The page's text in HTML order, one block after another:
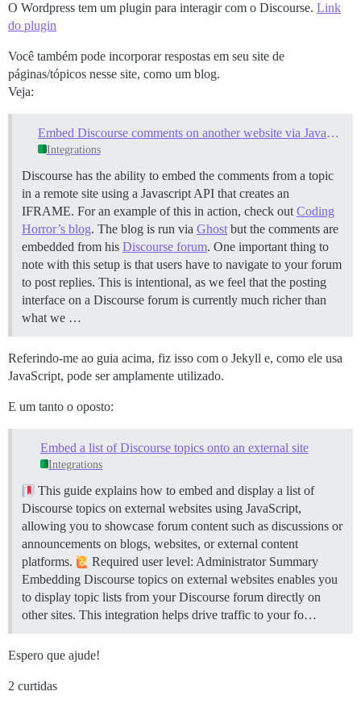
O Wordpress tem um plugin para interagir com o Discourse. Link
do plugin
Você também pode incorporar respostas em seu site de
páginas/tópicos nesse site, como um blog.
Veja:
Embed Discourse comments on another website via Javascript
Integrations
Discourse has the ability to embed the comments from a topic
in a remote site using a Javascript API that creates an
IFRAME. For an example of this in action, check out Coding
Horror’s blog. The blog is run via Ghost but the comments are
embedded from his Discourse forum. One important thing to
note with this setup is that users have to navigate to your forum
to post replies. This is intentional, as we feel that the posting
interface on a Discourse forum is currently much richer than
what we …
Referindo-me ao guia acima, fiz isso com o Jekyll e, como ele usa
JavaScript, pode ser amplamente utilizado.
E um tanto o oposto:
Embed a list of Discourse topics onto an external site
Integrations
This guide explains how to embed and display a list of
Discourse topics on external websites using JavaScript,
allowing you to showcase forum content such as discussions or
announcements on blogs, websites, or external content
platforms.
Required user level: Administrator Summary
Embedding Discourse topics on external websites enables you
to display topic lists from your Discourse forum directly on
other sites. This integration helps drive traffic to your fo…
Espero que ajude!
2 curtidas